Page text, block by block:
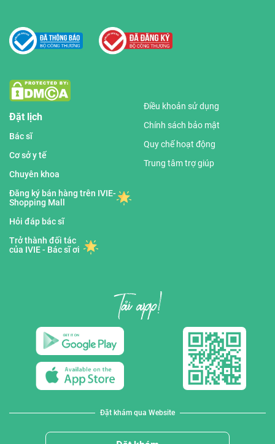
Đặt lịch
Bác sĩ
Cơ sở y tế
Chuyên khoa
Đăng ký bán hàng trên IVIE-
Shopping Mall
Hỏi đáp bác sĩ
Trở thành đối tác
của IVIE - Bác sĩ ơi
Điều khoản sử dụng
Chính sách bảo mật
Quy chế hoạt động
Trung tâm trợ giúp
Đặt khám qua Website